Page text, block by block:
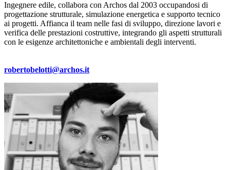
Ingegnere edile, collabora con Archos dal 2003 occupandosi di
progettazione strutturale, simulazione energetica e supporto tecnico
ai progetti. Affianca il team nelle fasi di sviluppo, direzione lavori e
verifica delle prestazioni costruttive, integrando gli aspetti strutturali
con le esigenze architettoniche e ambientali degli interventi.
robertobelotti@archos.it